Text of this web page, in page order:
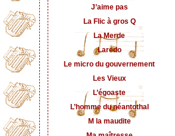
J’aime pas
La Flic à gros Q
La Merde
Laredo
Le micro du gouvernement
Les Vieux
L’égoaste
L’homme du néantothal
M la maudite